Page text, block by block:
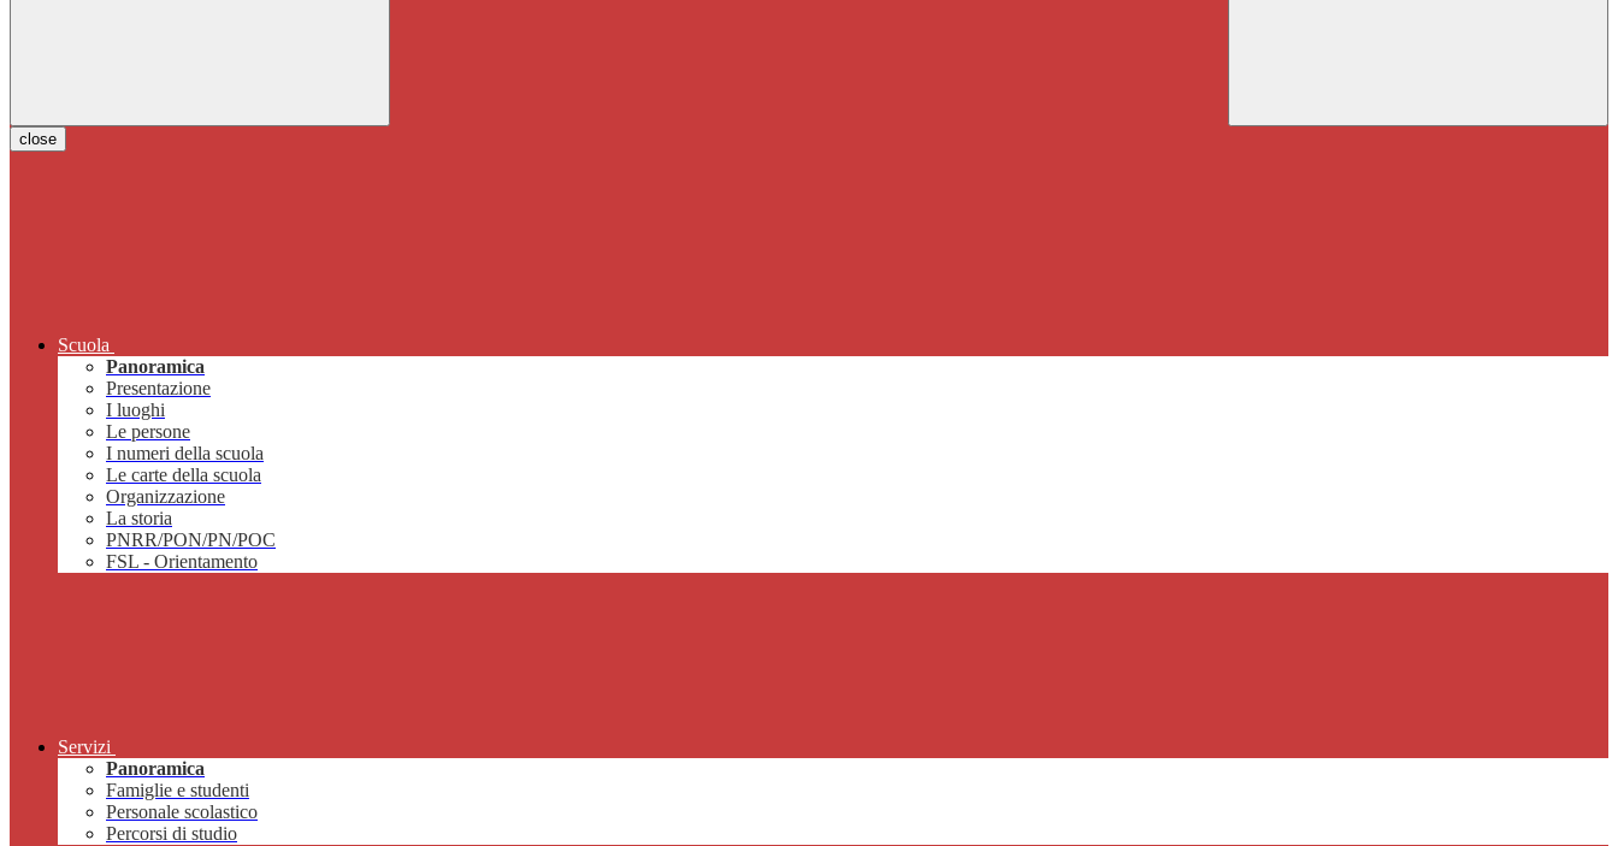
close
Scuola
Panoramica
Presentazione
I luoghi
Le persone
I numeri della scuola
Le carte della scuola
Organizzazione
La storia
PNRR/PON/PN/POC
FSL - Orientamento
Servizi
Panoramica
Famiglie e studenti
Personale scolastico
Percorsi di studio